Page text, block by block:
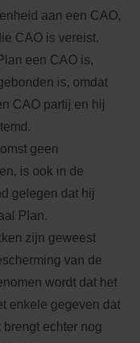
aan een CAO,
CAO is vereist.
een CAO is,
is, omdat
CAO partij en hij
geen
is ook in de
gelegen dat hij
Plan.
zijn geweest
van de
wordt dat het
enkele gegeven dat
echter nog